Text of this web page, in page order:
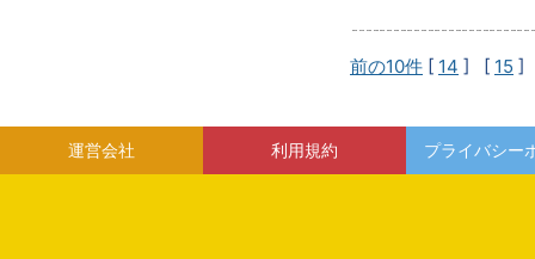
前の10件 [ 14 ] [ 15 ]
運営会社 利用規約 プライバシー